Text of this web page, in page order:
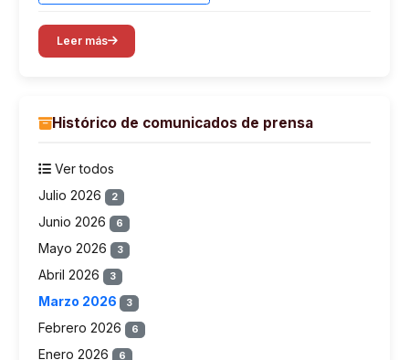
Leer más
Histórico de comunicados de prensa
Ver todos
Julio 2026
2
Junio 2026 6
Mayo 2026 3
Abril 2026 3
Marzo 2026 3
Febrero 2026 6
Enero 2026 6